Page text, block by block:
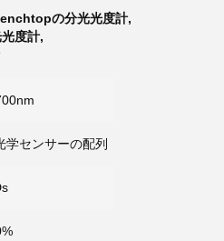
の分光光度計,
度計,
学センサーの配列